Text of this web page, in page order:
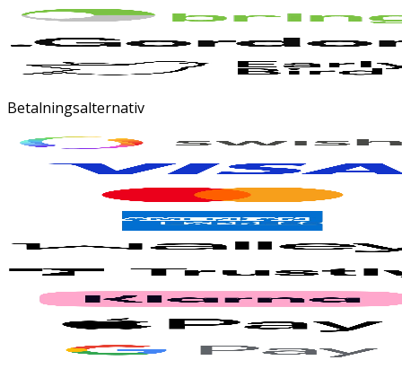
Betalningsalternativ